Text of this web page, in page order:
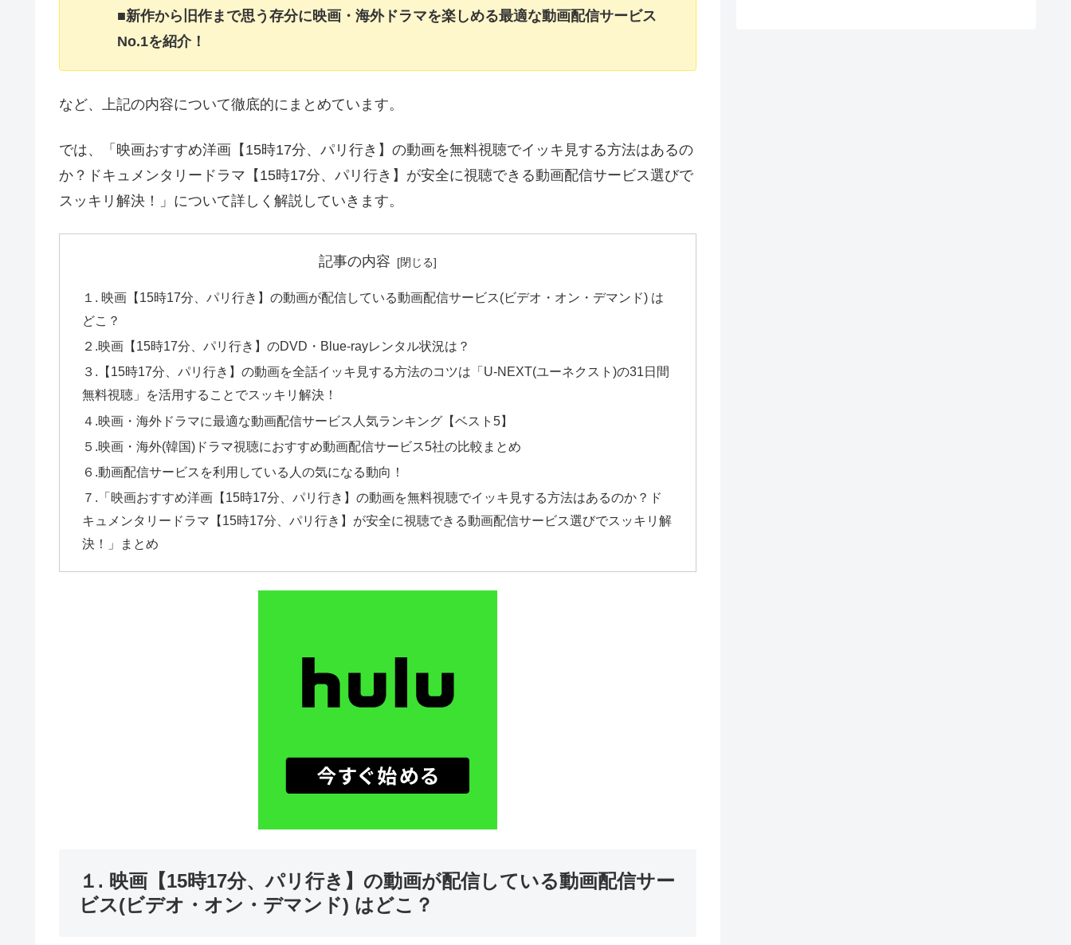
■新作から旧作まで思う存分に映画・海外ドラマを楽しめる最適な動画配信サービス
No.1を紹介！
など、上記の内容について徹底的にまとめています。
では、「映画おすすめ洋画【15時17分、パリ行き】の動画を無料視聴でイッキ見する方法はあるの
か？ドキュメンタリードラマ【15時17分、パリ行き】が安全に視聴できる動画配信サービス選びで
スッキリ解決！」について詳しく解説していきます。
記事の内容
１. 映画【15時17分、パリ行き】の動画が配信している動画配信サービス(ビデオ・オン・デマンド) は
どこ？
２.映画【15時17分、パリ行き】のDVD・Blue-rayレンタル状況は？
３.【15時17分、パリ行き】の動画を全話イッキ見する方法のコツは「U-NEXT(ユーネクスト)の31日間
無料視聴」を活用することでスッキリ解決！
４.映画・海外ドラマに最適な動画配信サービス人気ランキング【ベスト5】
５.映画・海外(韓国)ドラマ視聴におすすめ動画配信サービス5社の比較まとめ
６.動画配信サービスを利用している人の気になる動向！
７.「映画おすすめ洋画【15時17分、パリ行き】の動画を無料視聴でイッキ見する方法はあるのか？ド
キュメンタリードラマ【15時17分、パリ行き】が安全に視聴できる動画配信サービス選びでスッキリ解
決！」まとめ
１. 映画【15時17分、パリ行き】の動画が配信している動画配信サー
ビス(ビデオ・オン・デマンド) はどこ？